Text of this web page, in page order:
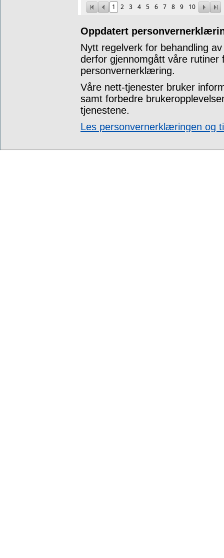
1 2 3 4 5 6 7 8 9 10
Oppdatert
Nytt regelverk for behandling
derfor gjennomgått våre rutiner
personvernerklæring.
Våre nett-tjenester bruker
samt forbedre
tjenestene.
Les personvernerklæringen og